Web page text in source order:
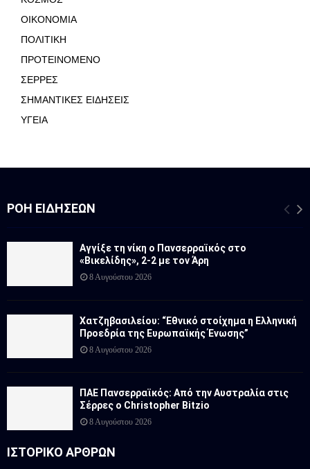
ΟΙΚΟΝΟΜΙΑ
ΠΟΛΙΤΙΚΗ
ΠΡΟΤΕΙΝΟΜΕΝΟ
ΣΕΡΡΕΣ
ΣΗΜΑΝΤΙΚΕΣ ΕΙΔΗΣΕΙΣ
ΥΓΕΙΑ
ΡΟΉ ΕΙΔΉΣΕΩΝ
Αγγίξε τη νίκη ο Πανσερραϊκός στο
«Βικελίδης», 2-2 με τον Άρη
8 Αυγούστου 2026
Χατζηβασιλείου: “Εθνικό στοίχημα η Ελληνική
Προεδρία της Ευρωπαϊκής Ένωσης”
8 Αυγούστου 2026
ΠΑΕ Πανσερραϊκός: Από την Αυστραλία στις
Σέρρες ο Christopher Bitzio
8 Αυγούστου 2026
ΙΣΤΟΡΙΚΟ ΑΡΘΡΩΝ